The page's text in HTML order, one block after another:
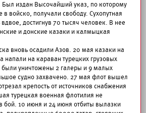
издан Высочайший указ, по которому
войско, получали свободу. Сухопутная
достигнув 70 тысяч человек. В нее
и донские казаки и калмыцкая
вновь осадили Азов. 20 мая казаки на
напали на караван турецких грузовых
были уничтожены 2 галеры и 9 малых
судно захвачено. 27 мая флот вышел
крепость от источников снабжения
турецкая военная флотилия не
бой. 10 июня и 24 июня отбиты вылазки